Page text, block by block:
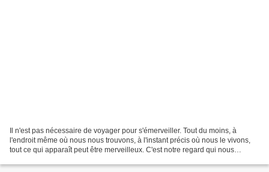
Il n'est pas nécessaire de voyager pour s'émerveiller. Tout du moins, à
l'endroit même où nous nous trouvons, à l'instant précis où nous le vivons,
tout ce qui apparaît peut être merveilleux. C'est notre regard qui nous